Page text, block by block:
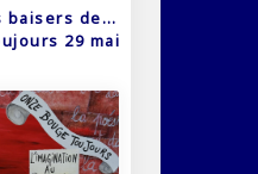
baisers de…
29 mai